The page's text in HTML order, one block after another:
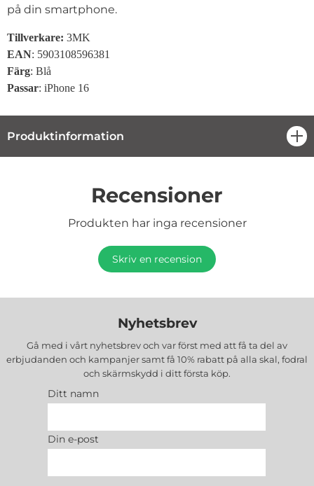
på din smartphone.
Tillverkare: 3MK
EAN: 5903108596381
Färg: Blå
Passar: iPhone 16
Produktinformation
Recensioner
Produkten har inga recensioner
Skriv en recension
Nyhetsbrev
Gå med i vårt nyhetsbrev och var först med att få ta del av
erbjudanden och kampanjer samt få 10% rabatt på alla skal, fodral
och skärmskydd i ditt första köp.
Ditt namn
Din e-post